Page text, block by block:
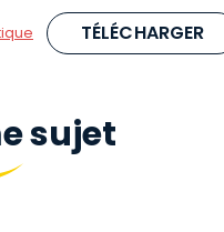
TÉLÉCHARGER
sujet